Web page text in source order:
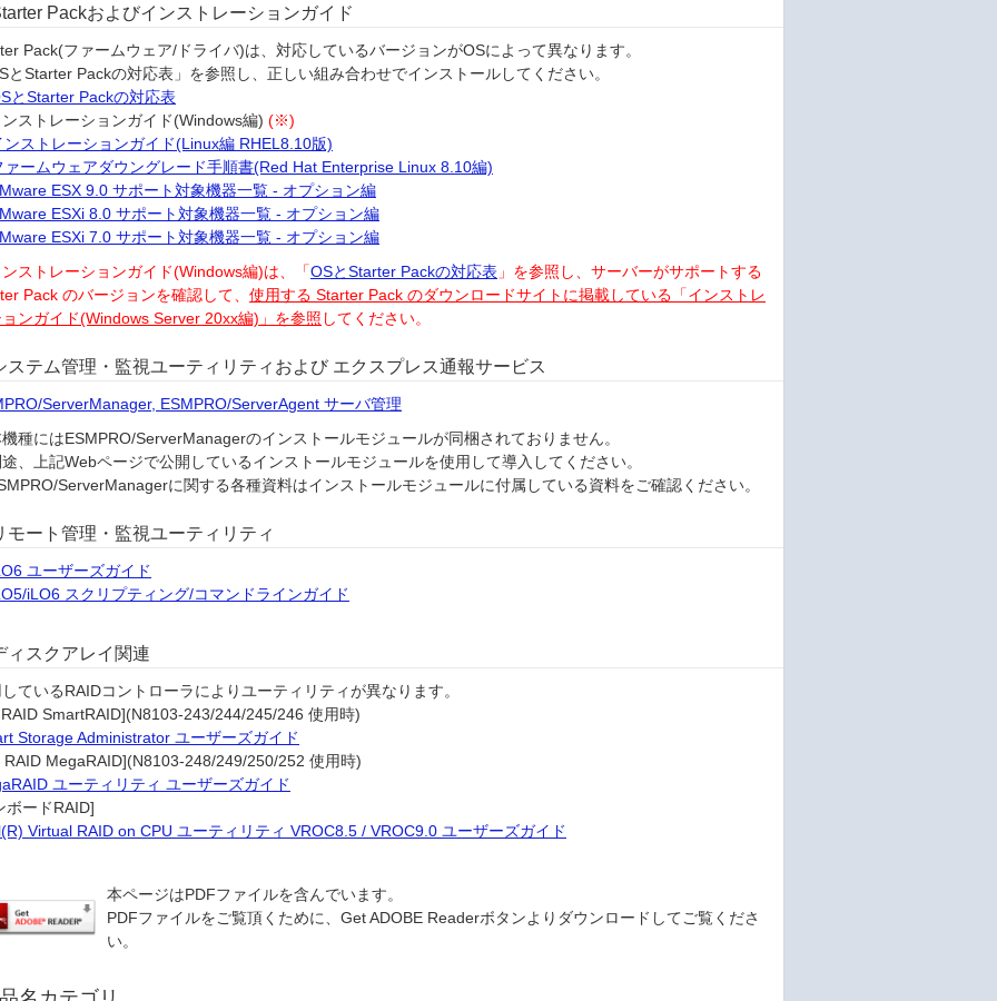
Packおよびインストレーションガイド
Pack(ファームウェア/ドライバ)は、対応しているバージョンがOSによって異なります。
とStarter Packの対応表」を参照し、正しい組み合わせでインストールしてください。
とStarter Packの対応表
ストレーションガイド(Windows編)(※)
ンストレーションガイド(Linux編 RHEL8.10版)
ァームウェアダウングレード手順書(Red Hat Enterprise Linux 8.10編)
ESX 9.0 サポート対象機器一覧 - オプション編
ESXi 8.0 サポート対象機器一覧 - オプション編
ESXi 7.0 サポート対象機器一覧 - オプション編
ストレーションガイド(Windows編)は、「OSとStarter Packの対応表 」を参照し、サーバーがサポートする
Pack のバージョンを確認して、使用する Starter Pack のダウンロードサイトに掲載している「インストレ
ンガイド(Windows Server 20xx編)」を参照 してください。
ステム管理・監視ユーティリティおよび エクスプレス通報サービス
ServerManager, ESMPRO/ServerAgent サーバ管理
種にはESMPRO/ServerManagerのインストールモジュールが同梱されておりません。
上記Webページで公開しているインストールモジュールを使用して導入してください。
ServerManagerに関する各種資料はインストールモジュールに付属している資料をご確認ください。
モート管理・監視ユーティリティ
ユーザーズガイド
iLO6 スクリプティング/コマンドラインガイド
ィスクアレイ関連
ているRAIDコントローラによりユーティリティが異なります。
SmartRAID](N8103-243/244/245/246 使用時)
Storage Administrator ユーザーズガイド
RAID MegaRAID](N8103-248/249/250/252 使用時)
ユーティリティ ユーザーズガイド
ボードRAID]
Virtual RAID on CPU ユーティリティ VROC8.5 / VROC9.0 ユーザーズガイド
本ページはPDFファイルを含んでいます。
PDFファイルをご覧頂くために、Get ADOBE Readerボタンよりダウンロードしてご覧くださ
い。